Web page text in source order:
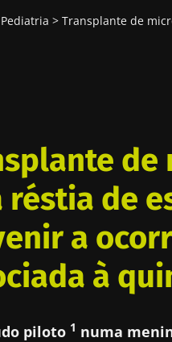
Pediatria
Transplante de
réstia de
a
à
piloto 1 numa